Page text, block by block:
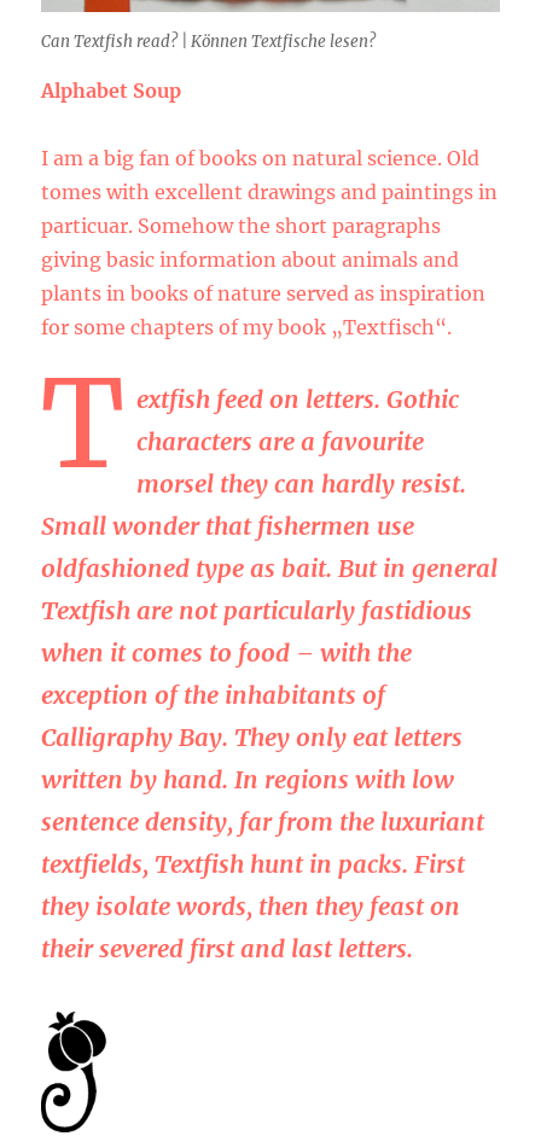
Can Textfish read? | Können Textfische lesen?
Alphabet Soup
I am a big fan of books on natural science. Old
tomes with excellent drawings and paintings in
particuar. Somehow the short paragraphs
giving basic information about animals and
plants in books of nature served as inspiration
for some chapters of my book „Textfisch“.
T extfish feed on letters. Gothic
characters are a favourite
morsel they can hardly resist.
Small wonder that fishermen use
oldfashioned type as bait. But in general
Textfish are not particularly fastidious
when it comes to food – with the
exception of the inhabitants of
Calligraphy Bay. They only eat letters
written by hand. In regions with low
sentence density, far from the luxuriant
textfields, Textfish hunt in packs. First
they isolate words, then they feast on
their severed first and last letters.